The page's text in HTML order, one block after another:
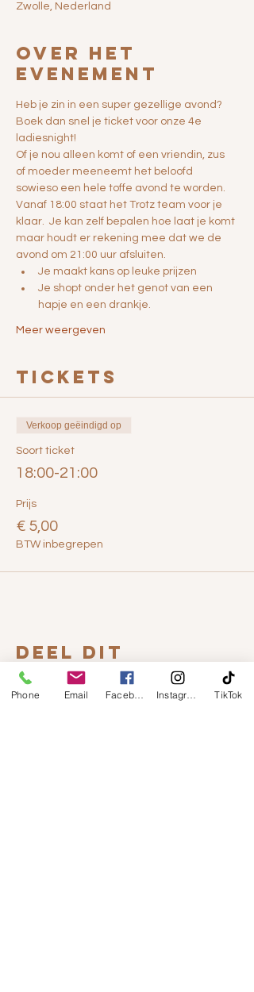
Zwolle, Nederland
Over het
evenement
Heb je zin in een super gezellige avond?
Boek dan snel je ticket voor onze 4e
ladiesnight!
Of je nou alleen komt of een vriendin, zus
of moeder meeneemt het beloofd
sowieso een hele toffe avond te worden.
Vanaf 18:00 staat het Trotz team voor je
klaar.  Je kan zelf bepalen hoe laat je komt
maar houdt er rekening mee dat we de
avond om 21:00 uur afsluiten.
Je maakt kans op leuke prijzen
Je shopt onder het genot van een
hapje en een drankje.
Meer weergeven
Tickets
Verkoop geëindigd op
Soort ticket
18:00-21:00
Prijs
€ 5,00
BTW inbegrepen
Deel dit
evenement
Phone Email TikTok